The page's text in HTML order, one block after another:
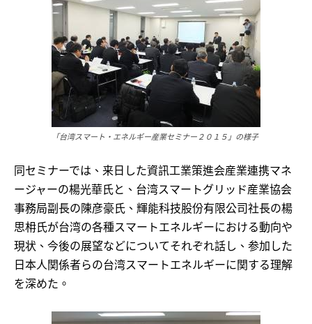
「台湾スマート・エネルギー産業セミナー２０１５」の様子
同セミナーでは、来日した資訊工業策進会産業連携マネ
ージャーの楊光華氏と、台湾スマートグリッド産業協会
事務局副長の陳彦豪氏、輝能科技股份有限公司社長の楊
思枏氏が台湾の各種スマートエネルギーにおける動向や
現状、今後の展望などについてそれぞれ話し、参加した
日本人関係者らの台湾スマートエネルギーに関する理解
を深めた。